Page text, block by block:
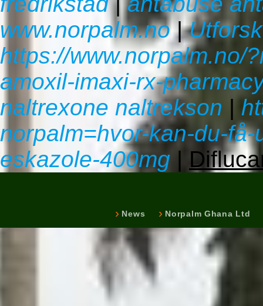
www.norpalm.no|
https://www.norpalm.no/
amoxil-imaxi-rx-
naltrexone naltrekson |
norpalm=hvor-kan-du-
eskazole-400mg |
News Norpalm Ghana Ltd